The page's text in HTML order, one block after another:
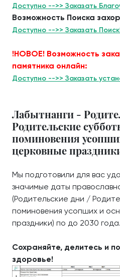
Доступно -->> Заказать
Возможность Поиска
Доступно -->> Заказать
!НОВОЕ! Возможность
памятника онлайн:
Доступно -->> Заказать
Лабытнанги -
Родительские
поминовения
церковные
Мы подготовили для вас
значимые даты
(Родительские дни /
поминовения усопших и
праздники) по до 2030 года.
Сохраняйте, делитесь и
здоровье!